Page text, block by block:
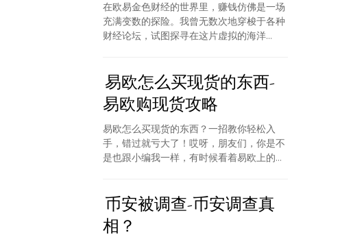
在欧易金色财经的世界里，赚钱仿佛是一场
充满变数的探险。我曾无数次地穿梭于各种
财经论坛，试图探寻在这片虚拟的海洋...
易欧怎么买现货的东西-
易欧购现货攻略
易欧怎么买现货的东西？一招教你轻松入
手，错过就亏大了！哎呀，朋友们，你是不
是也跟小编我一样，有时候看着易欧上的...
币安被调查-币安调查真
相？